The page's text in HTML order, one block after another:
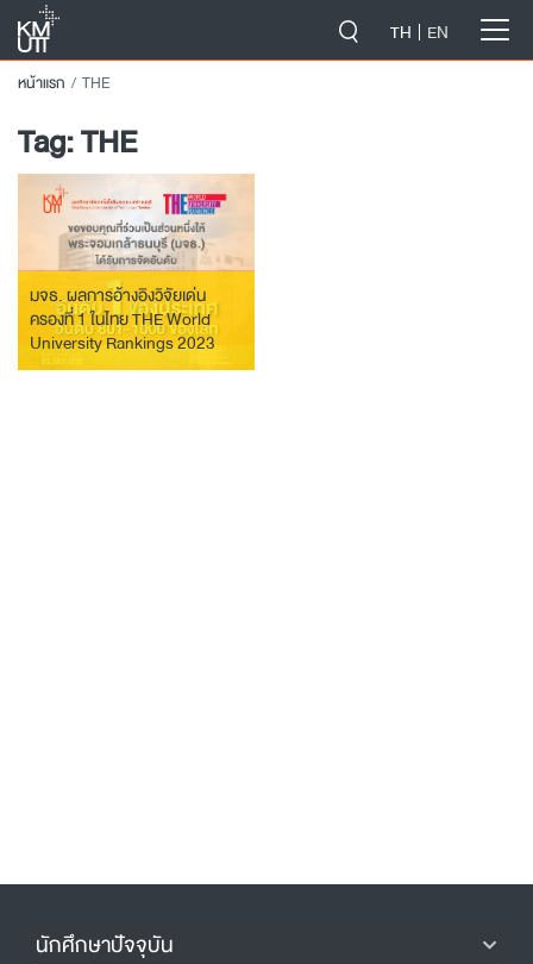
TH EN
หน้าแรก THE
Tag:THE
มจธ. ผลการอ้างอิงวิจัยเด่น
ครองที่ 1 ในไทย THE World
University Rankings 2023
นักศึกษาปัจจุบัน